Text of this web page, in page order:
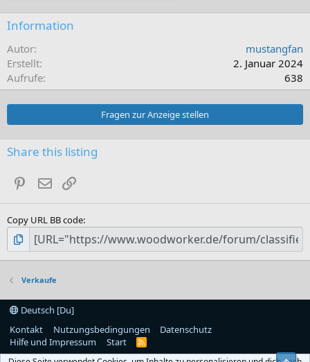
Information
Autor
mustangfan
Erstellt
2. Januar 2024
Aufrufe
638
Fragen zur Anzeige stellen
Share this listing
Pinterest
E-Mail
Copy URL BB code
Verkaufe
Deutsch [Du]
Kontakt
Nutzungsbedingungen
Datenschutz
Hilfe und Impressum
Start
R